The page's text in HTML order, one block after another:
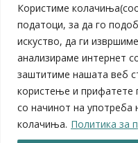
Користиме
податоци, за да го
искуство, да ги
анализираме интернет
заштитиме нашата веб
користење и прифатете
со начинот на употреба
колачиња. Политика за
ЈПССО „Парк – спорт и
ЛБ „Гоце Делчев“
ЛУ „Народен Музеј“
Влада на Република
Собрание на Република
Министерство за
Министерство за
Министерство за локална
Министерство за